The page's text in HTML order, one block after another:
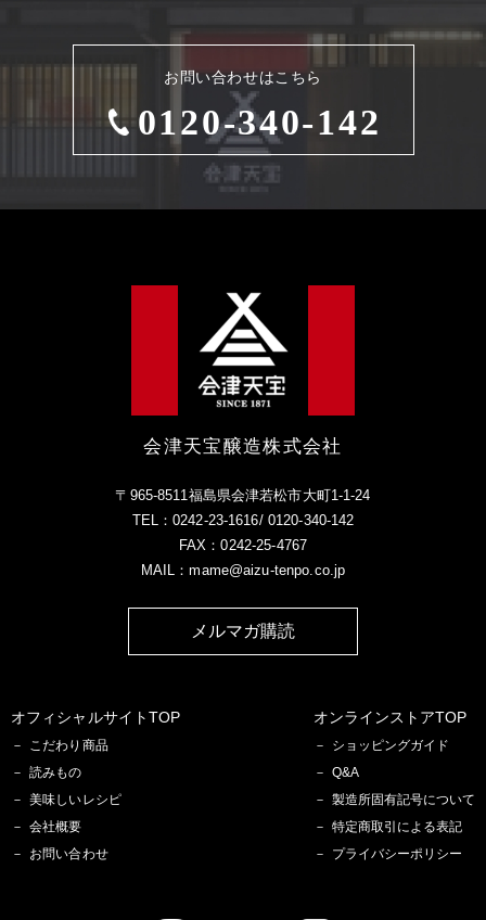
お問い合わせはこちら
0120-340-142
会津天宝醸造株式会社
〒965-8511福島県会津若松市大町1-1-24
TEL：0242-23-1616/ 0120-340-142
FAX：0242-25-4767
MAIL：mame@aizu-tenpo.co.jp
メルマガ購読
オフィシャルサイトTOP
こだわり商品
読みもの
美味しいレシピ
会社概要
お問い合わせ
オンラインストアTOP
ショッピングガイド
Q&A
製造所固有記号について
特定商取引による表記
プライバシーポリシー